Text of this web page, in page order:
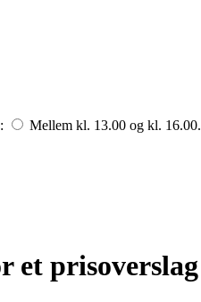
Mellem kl. 13.00 og kl. 16.00.
et prisoverslag